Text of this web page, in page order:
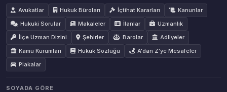
Avukatlar
Hukuk Büroları İçtihat Kararları
Kanunlar
Hukuki Sorular
Makaleler İlanlar
Uzmanlık
İlçe Uzman Dizini
Şehirler Barolar
Adliyeler
Kamu Kurumları
Hukuk Sözlüğü
A'dan Z'ye Mesafeler
Plakalar
SOYADA GÖRE